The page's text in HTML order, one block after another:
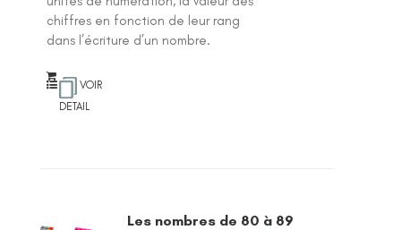
chiffres en fonction de leur rang
dans l’écriture d’un nombre.
VOIR
DETAIL
Les nombres de 80 à 89